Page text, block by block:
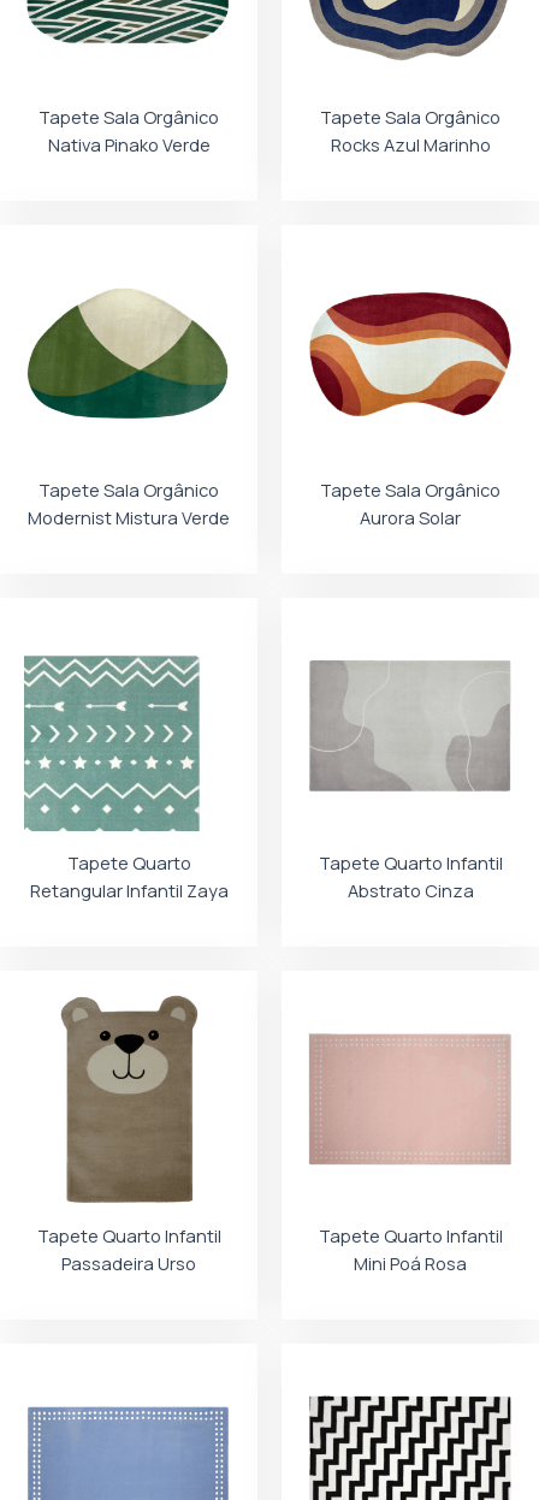
Tapete Sala Orgânico
Nativa Pinako Verde
Tapete Sala Orgânico
Rocks Azul Marinho
Tapete Sala Orgânico
Modernist Mistura Verde
Tapete Sala Orgânico
Aurora Solar
Tapete Quarto
Retangular Infantil Zaya
Tapete Quarto Infantil
Abstrato Cinza
Tapete Quarto Infantil
Passadeira Urso
Tapete Quarto Infantil
Mini Poá Rosa